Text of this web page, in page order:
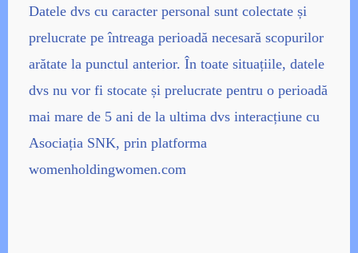
Datele dvs cu caracter personal sunt colectate și
prelucrate pe întreaga perioadă necesară scopurilor
arătate la punctul anterior. În toate situațiile, datele
dvs nu vor fi stocate și prelucrate pentru o perioadă
mai mare de 5 ani de la ultima dvs interacțiune cu
Asociația SNK, prin platforma
womenholdingwomen.com